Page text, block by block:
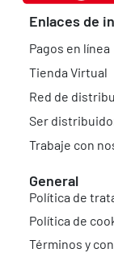
Enlaces de
Pagos en línea
Tienda Virtual
Red de
Ser
Trabaje con
General
Política de
Política de
Términos y